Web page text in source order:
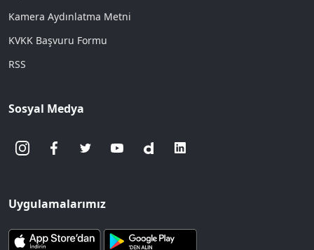
Kamera Aydınlatma Metni
KVKK Başvuru Formu
RSS
Sosyal Medya
Uygulamalarımız